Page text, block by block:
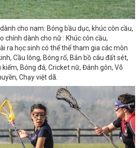
cho nam: Bóng bầu dục, khúc côn cầu,
chính dành cho nữ : Khúc côn cầu,
ra học sinh có thể thể tham gia các môn
Cầu lông, Bóng rổ, Bắn bồ câu đất sét,
Bóng đá, Cricket nữ, Đánh gôn, Võ
Chạy việt dã.